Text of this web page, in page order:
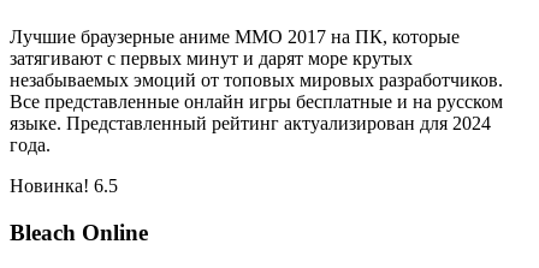
Лучшие браузерные аниме MMO 2017 на ПК, которые
затягивают с первых минут и дарят море крутых
незабываемых эмоций от топовых мировых разработчиков.
Все представленные онлайн игры бесплатные и на русском
языке. Представленный рейтинг актуализирован для 2024
года.
Новинка! 6.5
Bleach Online